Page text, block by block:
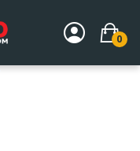
0
Części silnikowe